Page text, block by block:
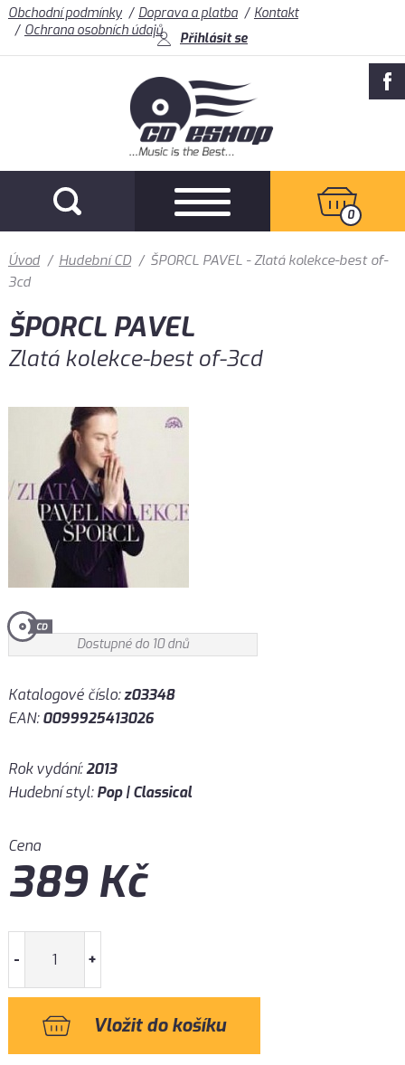
Obchodní podmínky Doprava a platba
Kontakt
Ochrana osobních údajů
Přihlásit se
0
Úvod / Hudební CD / ŠPORCL PAVEL - Zlatá kolekce-best of-
3cd
ŠPORCL PAVEL
Zlatá kolekce-best of-3cd
Dostupné do 10 dnů
Katalogové číslo:z03348
EAN:0099925413026
Rok vydání:2013
Hudební styl:Pop | Classical
Cena
389Kč
- +